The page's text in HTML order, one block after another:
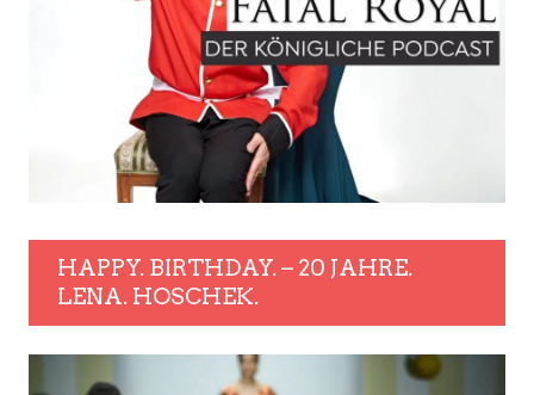
HAPPY. BIRTHDAY. – 20 JAHRE.
LENA. HOSCHEK.